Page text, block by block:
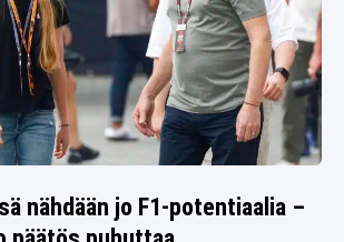
nähdään jo F1-potentiaalia –